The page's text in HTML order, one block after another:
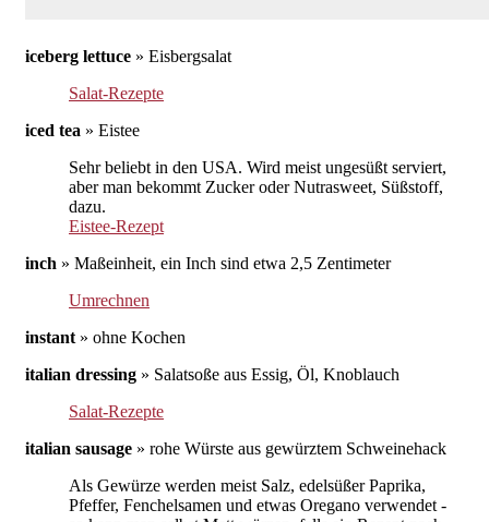
iceberg lettuce » Eisbergsalat
Salat-Rezepte
iced tea » Eistee
Sehr beliebt in den USA. Wird meist ungesüßt serviert,
aber man bekommt Zucker oder Nutrasweet, Süßstoff,
dazu.
Eistee-Rezept
inch » Maßeinheit, ein Inch sind etwa 2,5 Zentimeter
Umrechnen
instant » ohne Kochen
italian dressing » Salatsoße aus Essig, Öl, Knoblauch
Salat-Rezepte
italian sausage » rohe Würste aus gewürztem Schweinehack
Als Gewürze werden meist Salz, edelsüßer Paprika,
Pfeffer, Fenchelsamen und etwas Oregano verwendet -